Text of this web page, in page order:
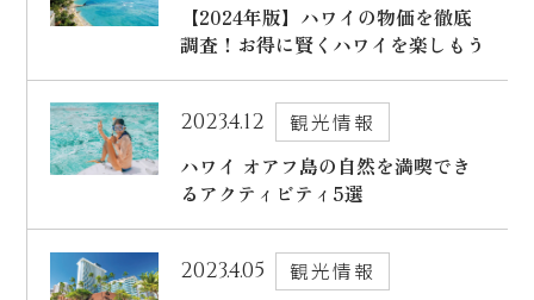
【2024年版】ハワイの物価を徹底
調査！お得に賢くハワイを楽しもう
2023.4.12
観光情報
ハワイ オアフ島の自然を満喫でき
るアクティビティ5選
2023.4.05
観光情報